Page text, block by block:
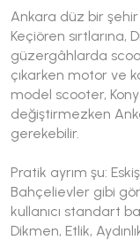
Ankara düz bir şehir
Keçiören sırtlarına,
güzergâhlarda
çıkarken motor ve
model scooter,
değiştirmezken
gerekebilir.
Pratik ayrım şu:
Bahçelievler gibi
kullanıcı standart
Dikmen, Etlik,